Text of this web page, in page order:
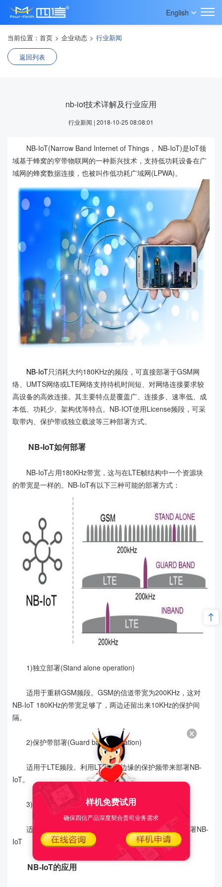
English
当前位置： 首页 > 企业动态 > 行业新闻
返回列表
nb-iot技术详解及行业应用
行业新闻 | 2018-10-25 08:08:01
NB-IoT(Narrow Band Internet of Things， NB-IoT)是IoT领
域基于蜂窝的窄带物联网的一种新兴技术，支持低功耗设备在广
域网的蜂窝数据连接，也被叫作低功耗广域网(LPWA)。
NB-IoT只消耗大约180KHz的频段，可直接部署于GSM网
络、UMTS网络或LTE网络支持待机时间短、对网络连接要求较
高设备的高效连接。其主要特点是覆盖广、连接多、速率低、成
本低、功耗少、架构优等特点。NB-IOT使用License频段，可采
取带内、保护带或独立载波等三种部署方式。
NB-IoT如何部署
NB-IoT占用180KHz带宽，这与在LTE帧结构中一个资源块
的带宽是一样的。NB-IoT有以下三种可能的部署方式：
1)独立部署(Stand alone operation)
适用于重耕GSM频段。GSM的信道带宽为200KHz，这对
NB-IoT 180KHz的带宽足够了，两边还留出来10KHz的保护间
隔。
2)保护带部署(Guard band operation)
适用于LTE频段。利用LTE频段边缘的保护频带来部署NB-
IoT。
3)带内部署(In-band operation)
适用于LTE频段。直接利用LTE载波中间的资源块来部署NB-
IoT
NB-IoT的应用
样机免费试用
确保四信产品深度契合贵司业务需求